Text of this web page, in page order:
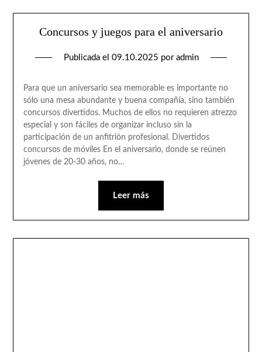
Concursos y juegos para el aniversario
Publicada el 09.10.2025 por admin
Para que un aniversario sea memorable es importante no
sólo una mesa abundante y buena compañía, sino también
concursos divertidos. Muchos de ellos no requieren atrezzo
especial y son fáciles de organizar incluso sin la
participación de un anfitrión profesional. Divertidos
concursos de móviles En el aniversario, donde se reúnen
jóvenes de 20-30 años, no…
Leer más